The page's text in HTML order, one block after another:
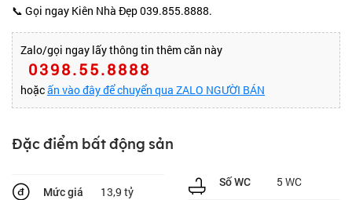
📞 Gọi ngay Kiên Nhà Đẹp 039.855.8888.
Zalo/gọi ngay lấy thông tin thêm căn này
0398.55.8888
hoặcấn vào đây để chuyển qua ZALO NGƯỜI BÁN
Đặc điểm bất động sản
Mức giá 13,9 tỷ
Số WC 5 WC